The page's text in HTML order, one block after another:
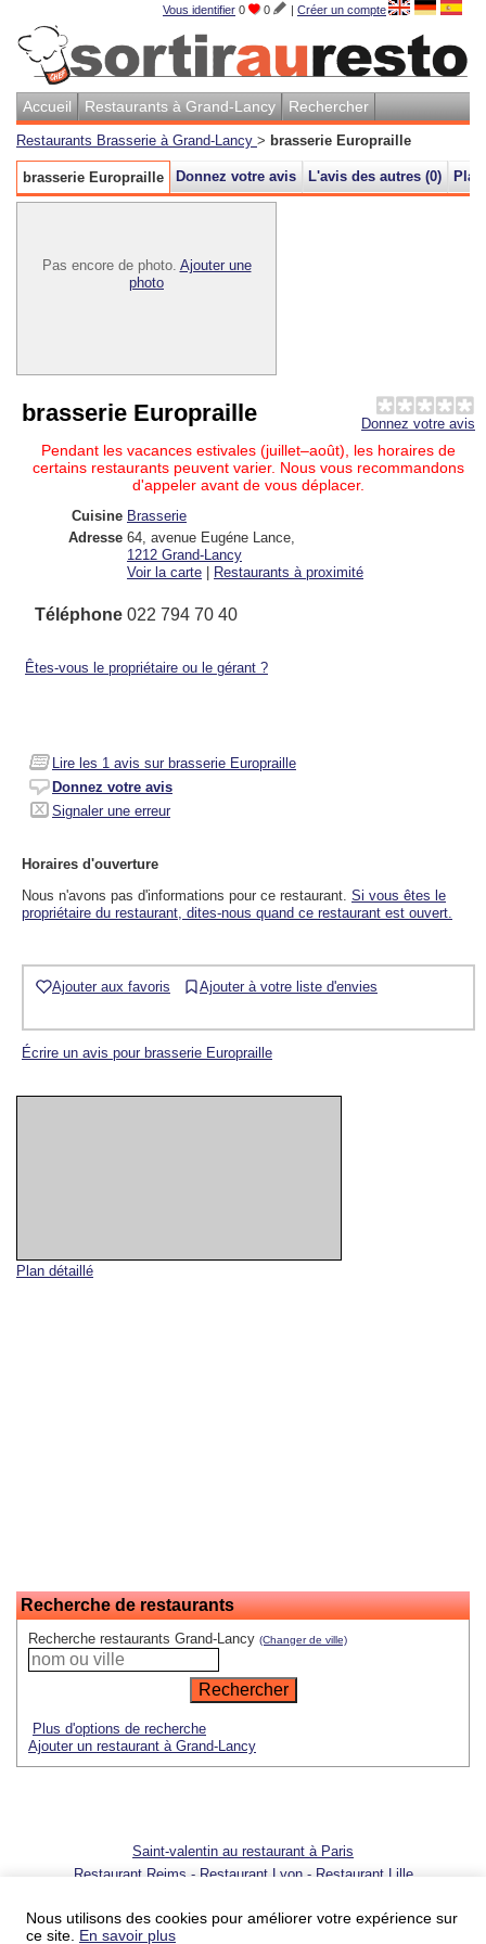
Vous identifier 0 0 | Créer un compte
Accueil Restaurants à Grand-Lancy Rechercher
Restaurants Brasserie à Grand-Lancy > brasserie Europraille
brasserie Europraille Donnez votre avis L'avis des autres (0) Plan
Pas encore de photo. Ajouter une
photo
Plan détaillé
Recherche de restaurants
Recherche restaurants Grand-Lancy (Changer de ville)
Plus d'options de recherche
Ajouter un restaurant à Grand-Lancy
Donnez votre avis
brasserie Europraille
Pendant les vacances estivales (juillet–août), les horaires de
certains restaurants peuvent varier. Nous vous recommandons
d'appeler avant de vous déplacer.
Cuisine Brasserie
Adresse 64, avenue Eugéne Lance
1212 Grand-Lancy
Voir la carte
Restaurants à proximité
Téléphone 022 794 70 40
Êtes-vous le propriétaire ou le gérant ?
Lire les 1 avis sur brasserie Europraille
Donnez votre avis
Signaler une erreur
Horaires d'ouverture
Nous n'avons pas d'informations pour ce restaurant. Si vous êtes le
propriétaire du restaurant, dites-nous quand ce restaurant est ouvert.
Ajouter aux favoris Ajouter à votre liste d'envies
Écrire un avis pour brasserie Europraille
Saint-valentin au restaurant à Paris
Restaurant Reims - Restaurant Lyon- Restaurant Lille
interdite
Ajouter votre restaurant
Nous utilisons des cookies pour améliorer votre expérience sur
ce site. En savoir plus